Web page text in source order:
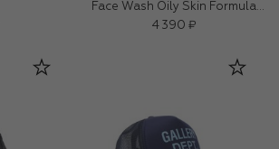
Face Wash Oily Skin Formula
(200ml)
4 390 ₽